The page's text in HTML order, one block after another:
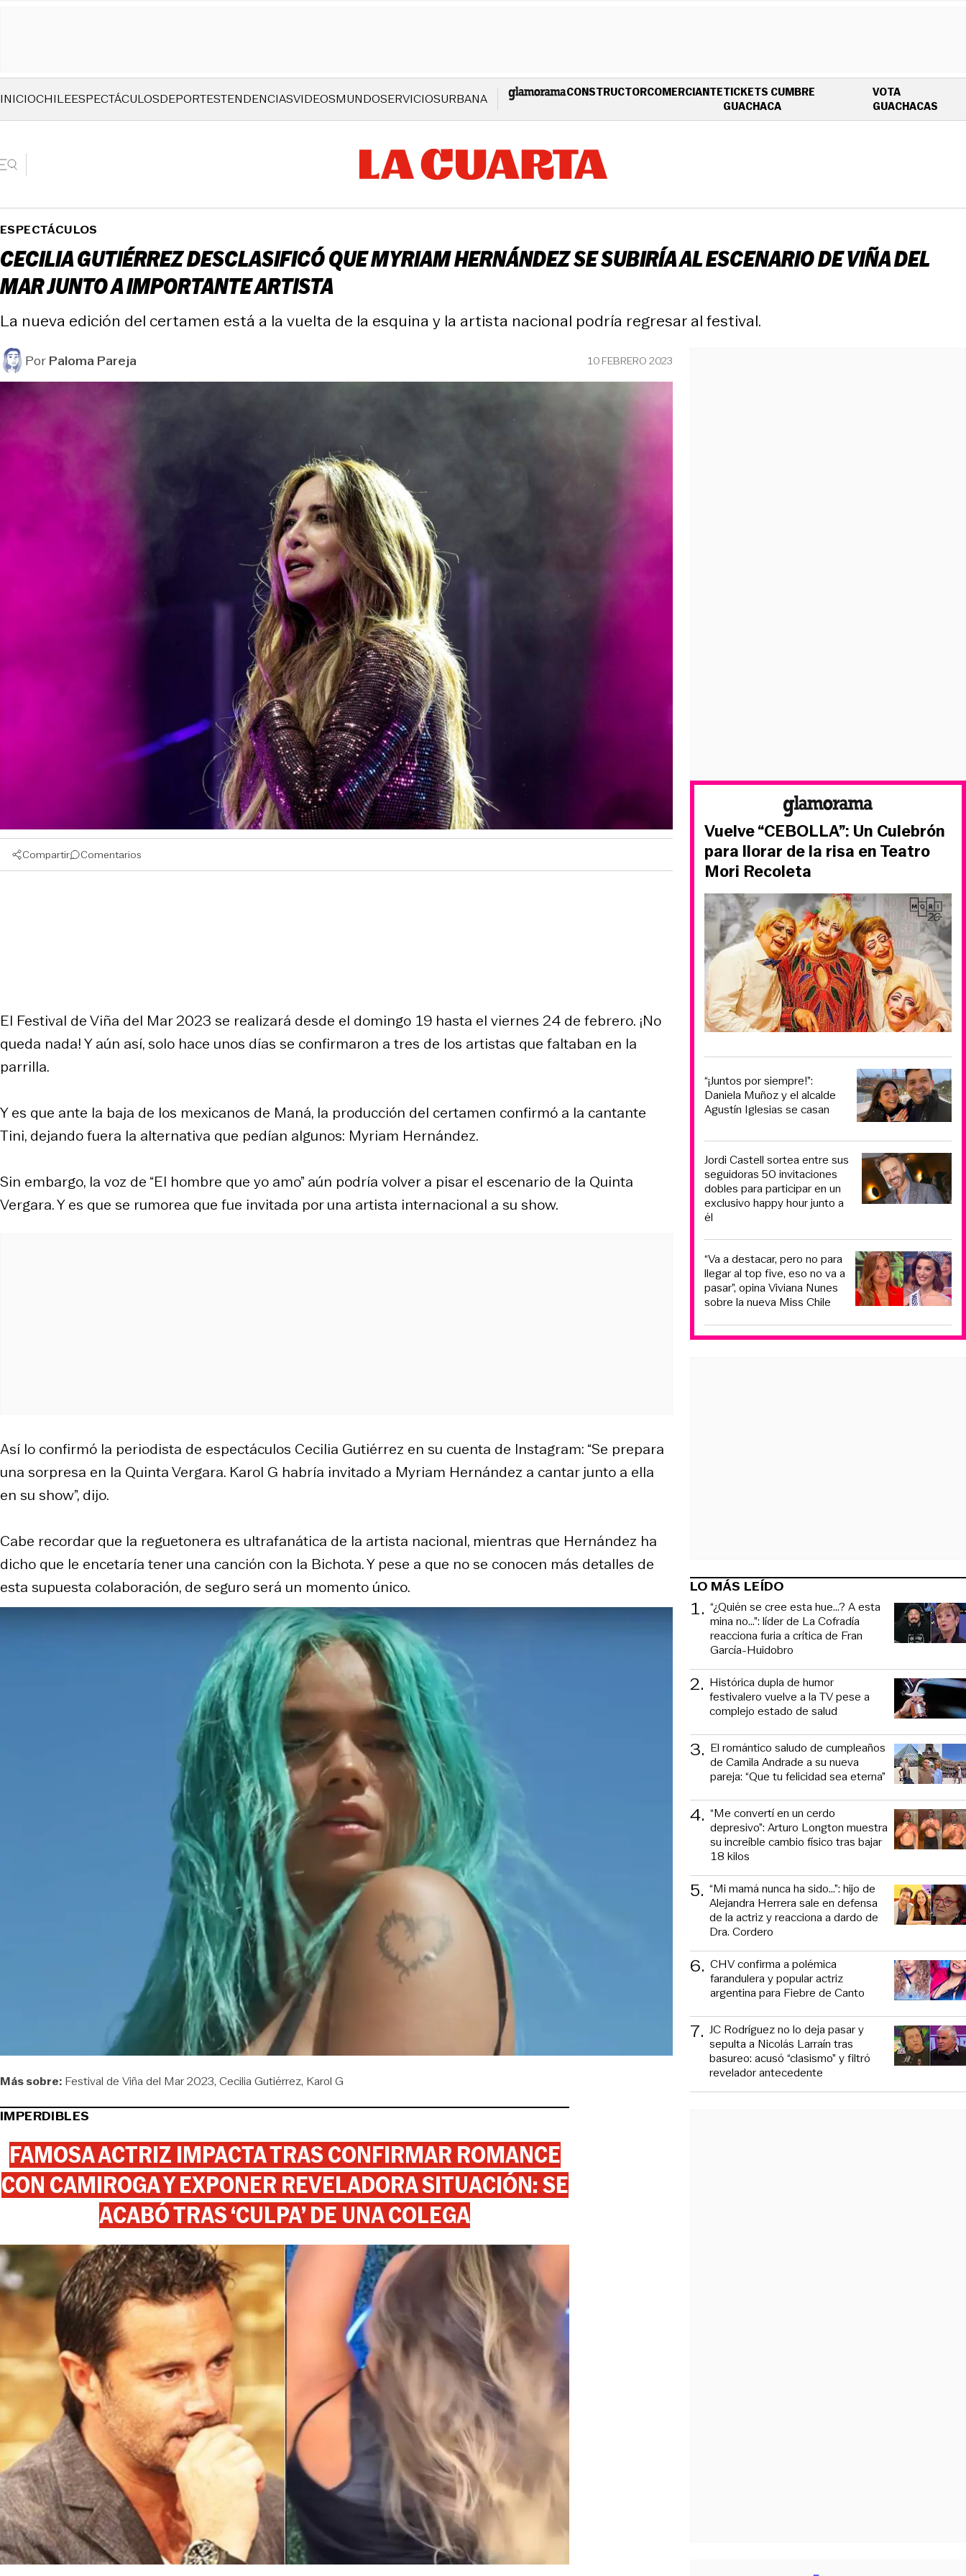
INICIOCHILEESPECTÁCULOSDEPORTESTENDENCIASVIDEOSMUNDOSERVICIOSURBANA CONSTRUCTORCOMERCIANTETICKETS CUMBRE
GUACHACAOPENS IN NEW WINDOW
VOTA
GUACHACAS
ESPECTÁCULOS
CECILIA GUTIÉRREZ DESCLASIFICÓ QUE MYRIAM HERNÁNDEZ SE SUBIRÍA AL ESCENARIO DE VIÑA DEL
MAR JUNTO A IMPORTANTE ARTISTA
La nueva edición del certamen está a la vuelta de la esquina y la artista nacional podría regresar al festival.
PorPaloma Pareja 10 FEBRERO 2023
Compartir Comentarios
El Festival de Viña del Mar 2023 se realizará desde el domingo 19 hasta el viernes 24 de febrero. ¡No
queda nada! Y aún así, solo hace unos días se confirmaron a tres de los artistas que faltaban en la
parrilla.
Y es que ante la baja de los mexicanos de Maná, la producción del certamen confirmó a la cantante
Tini, dejando fuera la alternativa que pedían algunos: Myriam Hernández.
Sin embargo, la voz de “El hombre que yo amo” aún podría volver a pisar el escenario de la Quinta
Vergara. Y es que se rumorea que fue invitada por una artista internacional a su show.
Así lo confirmó la periodista de espectáculos Cecilia Gutiérrez en su cuenta de Instagram: “Se prepara
una sorpresa en la Quinta Vergara. Karol G habría invitado a Myriam Hernández a cantar junto a ella
en su show”, dijo.
Cabe recordar que la reguetonera es ultrafanática de la artista nacional, mientras que Hernández ha
dicho que le encetaría tener una canción con la Bichota. Y pese a que no se conocen más detalles de
esta supuesta colaboración, de seguro será un momento único.
Más sobre: Festival de Viña del Mar 2023 Cecilia Gutiérrez Karol G
IMPERDIBLES
FAMOSA ACTRIZ IMPACTA TRAS CONFIRMAR ROMANCE
CON CAMIROGA Y EXPONER REVELADORA SITUACIÓN: SE
ACABÓ TRAS ‘CULPA’ DE UNA COLEGA
Vuelve “CEBOLLA”: Un Culebrón
para llorar de la risa en Teatro
Mori Recoleta
“¡Juntos por siempre!”:
Daniela Muñoz y el alcalde
Agustín Iglesias se casan
Jordi Castell sortea entre sus
seguidoras 50 invitaciones
dobles para participar en un
exclusivo happy hour junto a
él
“Va a destacar, pero no para
llegar al top five, eso no va a
pasar”, opina Viviana Nunes
sobre la nueva Miss Chile
LO MÁS LEÍDO
1. “¿Quién se cree esta hue...? A esta
mina no...”: líder de La Cofradía
reacciona furia a crítica de Fran
García-Huidobro
2. Histórica dupla de humor
festivalero vuelve a la TV pese a
complejo estado de salud
3. El romántico saludo de cumpleaños
de Camila Andrade a su nueva
pareja: “Que tu felicidad sea eterna”
4. “Me convertí en un cerdo
depresivo”: Arturo Longton muestra
su increíble cambio físico tras bajar
18 kilos
5. “Mi mamá nunca ha sido...”: hijo de
Alejandra Herrera sale en defensa
de la actriz y reacciona a dardo de
Dra. Cordero
6. CHV confirma a polémica
farandulera y popular actriz
argentina para Fiebre de Canto
7. JC Rodríguez no lo deja pasar y
sepulta a Nicolás Larraín tras
basureo: acusó “clasismo” y filtró
revelador antecedente